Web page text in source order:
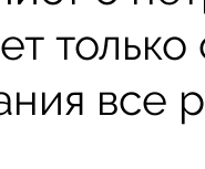
все